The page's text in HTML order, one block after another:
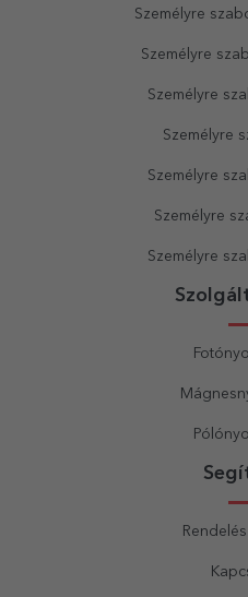
Személyre
Személyre
Személyre
Személyre
Személyre
Személyre
Személyre